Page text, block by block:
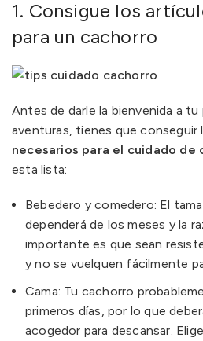
1. Consigue los
para un cachorro
Antes de darle la bienvenida a
aventuras, tienes que conseguir
necesarios para el cuidado de
esta lista:
Bebedero y comedero: El
dependerá de los meses y la
importante es que sean
y no se vuelquen fácilmente
Cama: Tu cachorro
primeros días, por lo que
acogedor para descansar.